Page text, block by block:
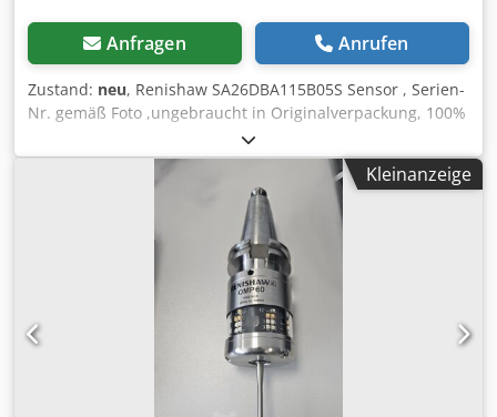
Anfragen Anrufen
Zustand: neu, Renishaw SA26DBA115B05S Sensor , Serien-
Nr. gemäß Foto ,ungebraucht in Originalverpackung, 100%
funktionsfähig, Lieferumfang gem. Fotos Chsdpfx Acei Ecm
Tsfea
Kleinanzeige